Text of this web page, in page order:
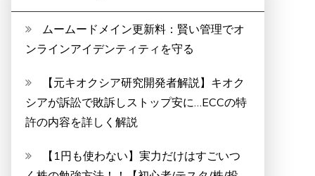
ムームードメイン更新料：賢い管理でオ
ンラインアイデンティティを守る
【元キオクシア研究開発者解説】キオク
シアが訴訟で敗訴しストップ安に…ECCの特
許の内容を詳しく解説
【1円も使わない】実力だけはすごいつ